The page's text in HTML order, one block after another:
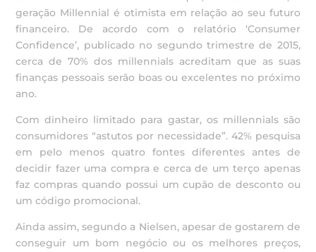
geração Millennial é otimista em relação ao seu futuro
financeiro. De acordo com o relatório ‘Consumer
Confidence’, publicado no segundo trimestre de 2015,
cerca de 70% dos millennials acreditam que as suas
finanças pessoais serão boas ou excelentes no próximo
ano.
Com dinheiro limitado para gastar, os millennials são
consumidores “astutos por necessidade”. 42% pesquisa
em pelo menos quatro fontes diferentes antes de
decidir fazer uma compra e cerca de um terço apenas
faz compras quando possui um cupão de desconto ou
um código promocional.
Ainda assim, segundo a Nielsen, apesar de gostarem de
conseguir um bom negócio ou os melhores preços,